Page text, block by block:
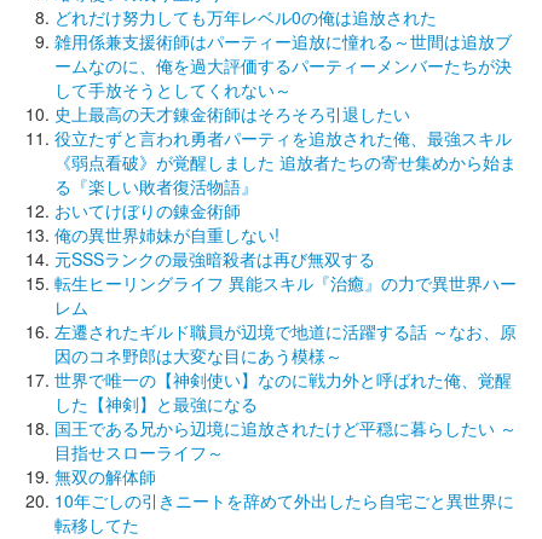
どれだけ努力しても万年レベル0の俺は追放された
雑用係兼支援術師はパーティー追放に憧れる～世間は追放ブ
ームなのに、俺を過大評価するパーティーメンバーたちが決
して手放そうとしてくれない～
史上最高の天才錬金術師はそろそろ引退したい
役立たずと言われ勇者パーティを追放された俺、最強スキル
《弱点看破》が覚醒しました 追放者たちの寄せ集めから始ま
る『楽しい敗者復活物語』
おいてけぼりの錬金術師
俺の異世界姉妹が自重しない!
元SSSランクの最強暗殺者は再び無双する
転生ヒーリングライフ 異能スキル『治癒』の力で異世界ハー
レム
左遷されたギルド職員が辺境で地道に活躍する話 ～なお、原
因のコネ野郎は大変な目にあう模様～
世界で唯一の【神剣使い】なのに戦力外と呼ばれた俺、覚醒
した【神剣】と最強になる
国王である兄から辺境に追放されたけど平穏に暮らしたい ～
目指せスローライフ～
無双の解体師
10年ごしの引きニートを辞めて外出したら自宅ごと異世界に
転移してた